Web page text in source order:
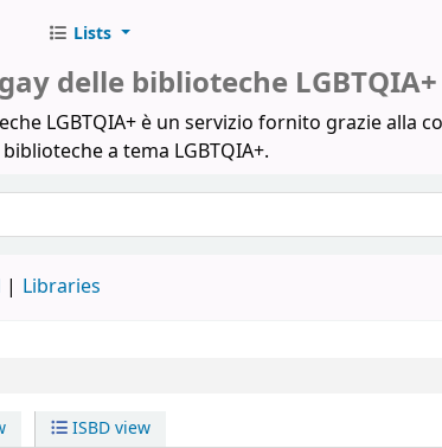
Lists
delle biblioteche LGBTQIA+
LGBTQIA+ è un servizio fornito grazie
a tema LGBTQIA+.
catalog
Libraries
ISBD view